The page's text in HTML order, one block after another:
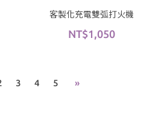
客製化充電雙弧打火機
NT$1,050
3 4 5 »